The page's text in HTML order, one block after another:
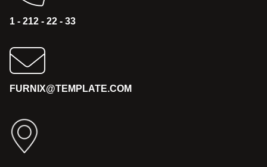
1 - 212 - 22 - 33
FURNIX@TEMPLATE.COM